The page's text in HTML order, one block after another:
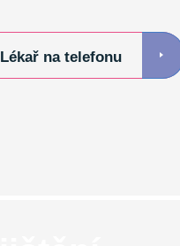
Lékař na telefonu